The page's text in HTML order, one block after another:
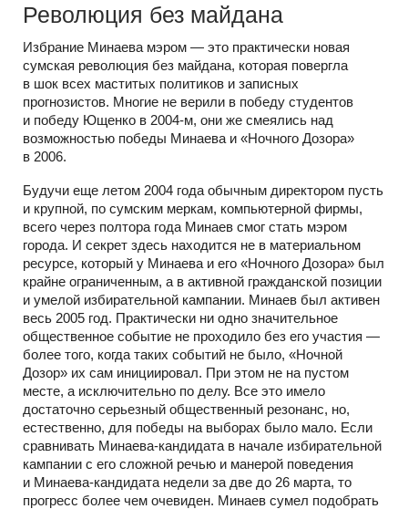
Революция без майдана
Избрание Минаева мэром — это практически новая
сумская революция без майдана, которая повергла
в шок всех маститых политиков и записных
прогнозистов. Многие не верили в победу студентов
и победу Ющенко в 2004-м, они же смеялись над
возможностью победы Минаева и «Ночного Дозора»
в 2006.
Будучи еще летом 2004 года обычным директором пусть
и крупной, по сумским меркам, компьютерной фирмы,
всего через полтора года Минаев смог стать мэром
города. И секрет здесь находится не в материальном
ресурсе, который у Минаева и его «Ночного Дозора» был
крайне ограниченным, а в активной гражданской позиции
и умелой избирательной кампании. Минаев был активен
весь 2005 год. Практически ни одно значительное
общественное событие не проходило без его участия —
более того, когда таких событий не было, «Ночной
Дозор» их сам инициировал. При этом не на пустом
месте, а исключительно по делу. Все это имело
достаточно серьезный общественный резонанс, но,
естественно, для победы на выборах было мало. Если
сравнивать Минаева-кандидата в начале избирательной
кампании с его сложной речью и манерой поведения
и Минаева-кандидата недели за две до 26 марта, то
прогресс более чем очевиден. Минаев сумел подобрать